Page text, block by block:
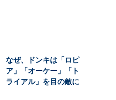
なぜ、ドンキは「ロピ
ア」「オーケー」「ト
ライアル」を目の敵に